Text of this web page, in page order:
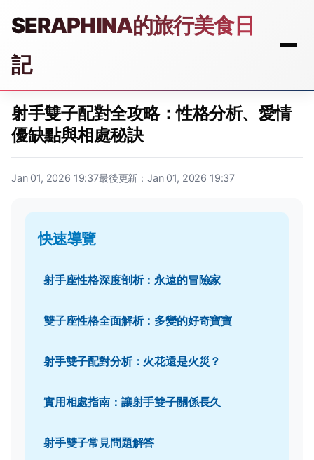
SERAPHINA的旅行美食日
記
射手雙子配對全攻略：性格分析、愛情
優缺點與相處秘訣
Jan 01, 2026 19:37最後更新：Jan 01, 2026 19:37
快速導覽
射手座性格深度剖析：永遠的冒險家
雙子座性格全面解析：多變的好奇寶寶
射手雙子配對分析：火花還是火災？
實用相處指南：讓射手雙子關係長久
射手雙子常見問題解答